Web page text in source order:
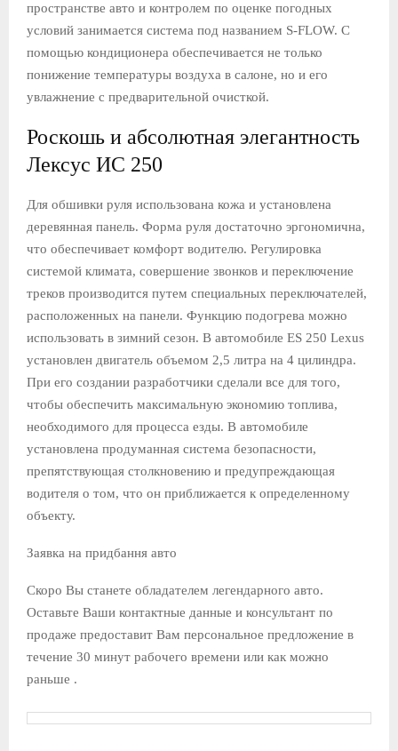
пространстве авто и контролем по оценке погодных
условий занимается система под названием S-FLOW. С
помощью кондиционера обеспечивается не только
понижение температуры воздуха в салоне, но и его
увлажнение с предварительной очисткой.
Роскошь и абсолютная элегантность
Лексус ИС 250
Для обшивки руля использована кожа и установлена ​​
деревянная панель. Форма руля достаточно эргономична,
что обеспечивает комфорт водителю. Регулировка
системой климата, совершение звонков и переключение
треков производится путем специальных переключателей,
расположенных на панели. Функцию подогрева можно
использовать в зимний сезон. В автомобиле ES 250 Lexus
установлен двигатель объемом 2,5 литра на 4 цилиндра.
При его создании разработчики сделали все для того,
чтобы обеспечить максимальную экономию топлива,
необходимого для процесса езды. В автомобиле
установлена ​​продуманная система безопасности,
препятствующая столкновению и предупреждающая
водителя о том, что он приближается к определенному
объекту.
Заявка на придбання авто
Скоро Вы станете обладателем легендарного авто.
Оставьте Ваши контактные данные и консультант по
продаже предоставит Вам персональное предложение в
течение 30 минут рабочего времени или как можно
раньше .